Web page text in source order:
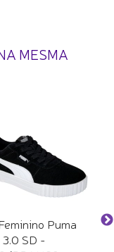
MESMA
Puma
SD -